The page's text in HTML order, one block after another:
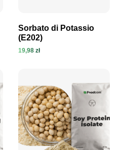
Visualizza prodotto
Sorbato di Potassio
(E202)
19,98 zł